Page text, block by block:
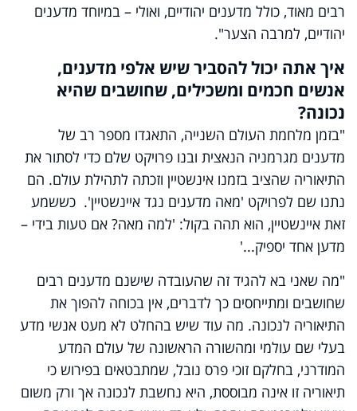
רבים מאוד, כולל מדענים יהודיים, ואולי – במיוחד מדענים
יהודיים, למרבה הצער".
איך אתה יכול להסביר שיש אלפי מדענים,
אנשים חכמים ומשכילים, שחושבים שהיא
נכונה?
"בזמן מלחמת העולם השנייה, התאגדו מספר רב של
מדענים מגרמניה הנאצית ובנו פרויקט שלם כדי לסתור את
התיאוריה שהציב בזמנו אינשטיין וזכתה לתהילת עולם. הם
נתנו שם לפרויקט 'מאה מדענים נגד איינשטיין'. כששמע
זאת איינשטיין, הוא תהה בקול: 'למה מאה? אם טעות בידי –
מדען אחד יספיק...'
"מה שאני בא להגיד זה שהעובדה שישנם מדענים רבים
שחושבים ומתייחסים כך לדברים, אין בכוחה להפוך את
התיאוריה לנכונה. מה עוד שיש בהחלט לא מעט אנשי מדע
בעלי שם עולמי ומהשורה הראשונה של עולם המדע
המודרני, בחלקם זוכי פרס נובל, שמתבטאים בפירוש כי
תיאוריה זו אינה מבוססת, היא נחשבת לנכונה אך ורק משום